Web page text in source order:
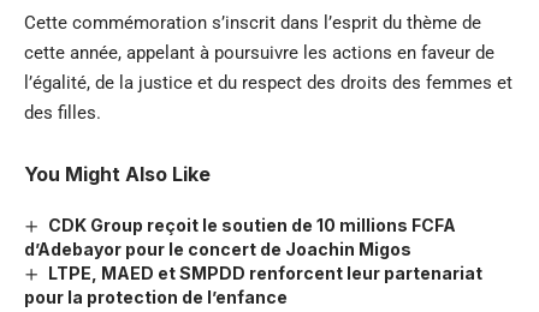
Cette commémoration s’inscrit dans l’esprit du thème de
cette année, appelant à poursuivre les actions en faveur de
l’égalité, de la justice et du respect des droits des femmes et
des filles.
You Might Also Like
CDK Group reçoit le soutien de 10 millions FCFA
d’Adebayor pour le concert de Joachin Migos
LTPE, MAED et SMPDD renforcent leur partenariat
pour la protection de l’enfance